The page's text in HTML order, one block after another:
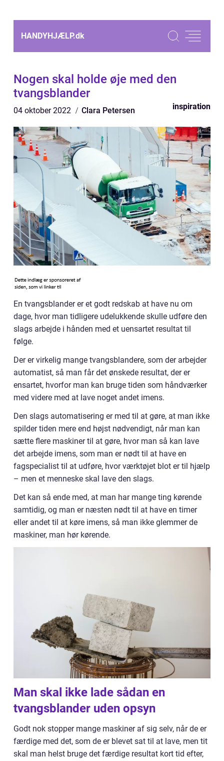
HANDYHJÆLP.dk
Nogen skal holde øje med den
tvangsblander
04 oktober 2022 Clara Petersen inspiration
En tvangsblander er et godt redskab at have nu om
dage, hvor man tidligere udelukkende skulle udføre den
slags arbejde i hånden med et uensartet resultat til
følge.
Der er virkelig mange tvangsblandere, som der arbejder
automatist, så man får det ønskede resultat, der er
ensartet, hvorfor man kan bruge tiden som håndværker
med videre med at lave noget andet imens.
Den slags automatisering er med til at gøre, at man ikke
spilder tiden mere end højst nødvendigt, når man kan
sætte flere maskiner til at gøre, hvor man så kan lave
det arbejde imens, som man er nødt til at have en
fagspecialist til at udføre, hvor værktøjet blot er til hjælp
– men et menneske skal lave den slags.
Det kan så ende med, at man har mange ting kørende
samtidig, og man er næsten nødt til at have en timer
eller andet til at køre imens, så man ikke glemmer de
maskiner, man hør kørende.
Man skal ikke lade sådan en
tvangsblander uden opsyn
Godt nok stopper mange maskiner af sig selv, når de er
færdige med det, som de er blevet sat til at lave, men tit
skal man helst bruge det færdige resultat kort tid efter,